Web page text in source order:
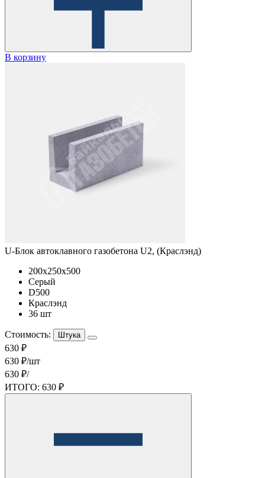
В корзину
U-Блок автоклавного газобетона U2, (Краслэнд)
200x250x500
Серый
D500
Краслэнд
36 шт
Стоимость: Штука
630 ₽
630 ₽/шт
630 ₽/
ИТОГО: 630 ₽